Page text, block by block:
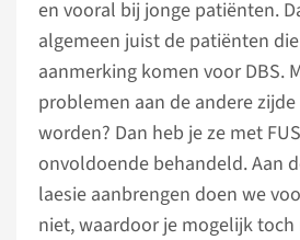
en vooral bij jonge patiënten.
algemeen juist de patiënten
aanmerking komen voor DBS.
problemen aan de andere
worden? Dan heb je ze met
onvoldoende behandeld. Aan
laesie aanbrengen doen we
niet, waardoor je mogelijk toch